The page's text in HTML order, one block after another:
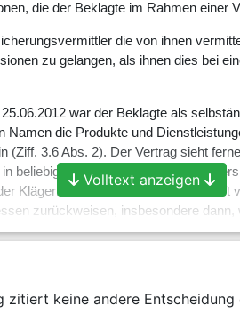
die der Beklagte im Rahmen einer
die von ihnen
zu gelangen, als ihnen dies bei
war der Beklagte als
Namen die Produkte und
(Ziff. 3.6 Abs. 2). Der Vertrag sieht
beliebigem Umfang direkt bei den
Klägerin für das vermittelte Geschäft
zurückweisen, insbesondere
ist oder das vermittelte Geschäft
Vertrag, wenn der Kunde nicht
der Beitragszahlung (Ziff. 8.1 Satz 1).
Volltext anzeigen
zitiert keine andere Entscheidung